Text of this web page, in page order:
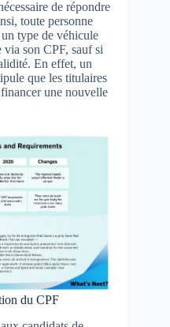
de répondre
toute personne
type de véhicule
via son CPF, sauf si
En effet, un
que les titulaires
une nouvelle
du CPF